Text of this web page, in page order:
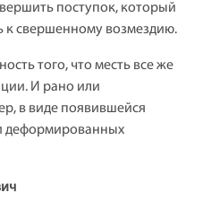
поступок, который
к свершенному возмездию.
того, что месть все же
И рано или
в виде появившейся
деформированных